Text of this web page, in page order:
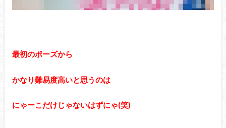
最初のポーズから
かなり難易度高いと思うのは
にゃーこだけじゃないはずにゃ(笑)